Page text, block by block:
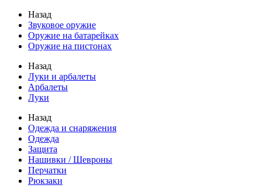
Назад
Звуковое оружие
Оружие на батарейках
Оружие на пистонах
Назад
Луки и арбалеты
Арбалеты
Луки
Назад
Одежда и снаряжения
Одежда
Защита
Нашивки / Шевроны
Перчатки
Рюкзаки